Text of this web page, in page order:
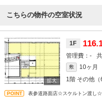
こちらの物件の空室状況
1F
-
敷 10ヶ月
1階 その他（
表参道路面店☆スケルトン渡し